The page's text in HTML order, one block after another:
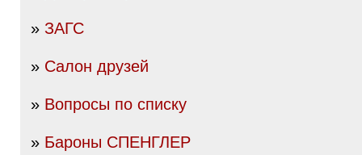
» ЗАГС
» Салон друзей
» Вопросы по списку
» Бароны СПЕНГЛЕР